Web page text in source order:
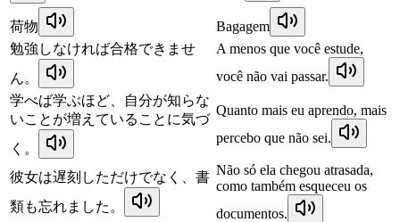
荷物
Bagagem
勉強しなければ合格できませ
ん。
A menos que você estude,
você não vai passar.
学べば学ぶほど、自分が知らな
いことが増えていることに気づ
く。
Quanto mais eu aprendo, mais
percebo que não sei.
彼女は遅刻しただけでなく、書
類も忘れました。
Não só ela chegou atrasada,
como também esqueceu os
documentos.